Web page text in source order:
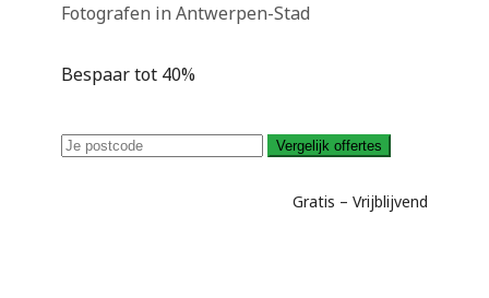
Fotografen in Antwerpen-Stad
Bespaar tot 40%
Vergelijk offertes
Gratis – Vrijblijvend